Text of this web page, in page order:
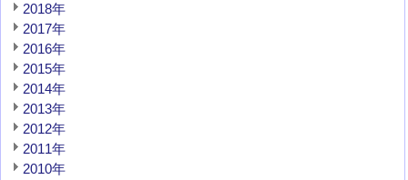
2018年
2017年
2016年
2015年
2014年
2013年
2012年
2011年
2010年